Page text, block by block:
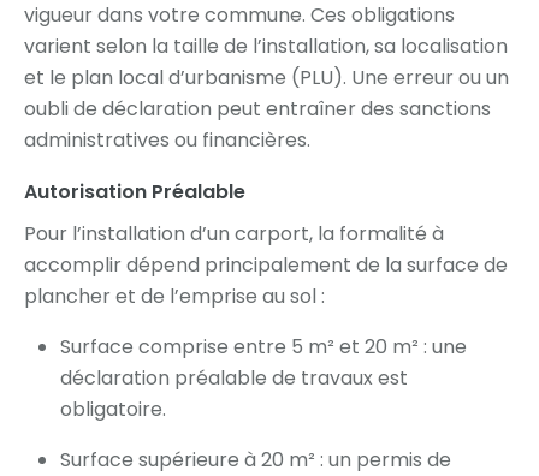
vigueur dans votre commune. Ces obligations
varient selon la taille de l’installation, sa localisation
et le plan local d’urbanisme (PLU). Une erreur ou un
oubli de déclaration peut entraîner des sanctions
administratives ou financières.
Autorisation Préalable
Pour l’installation d’un carport, la formalité à
accomplir dépend principalement de la surface de
plancher et de l’emprise au sol :
Surface comprise entre 5 m² et 20 m² : une
déclaration préalable de travaux est
obligatoire.
Surface supérieure à 20 m² : un permis de